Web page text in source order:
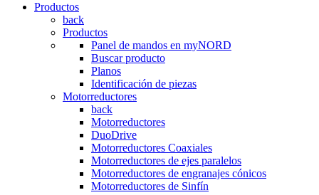
Productos
back
Productos
Panel de mandos en myNORD
Buscar producto
Planos
Identificación de piezas
Motorreductores
back
Motorreductores
DuoDrive
Motorreductores Coaxiales
Motorreductores de ejes paralelos
Motorreductores de engranajes cónicos
Motorreductores de Sinfín